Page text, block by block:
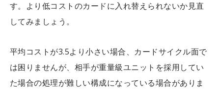
す。より低コストのカードに入れ替えられないか見直
してみましょう。
平均コストが3.5より小さい場合、カードサイクル面で
は困りませんが、相手が重量級ユニットを採用してい
た場合の処理が難しい構成になっている場合がありま